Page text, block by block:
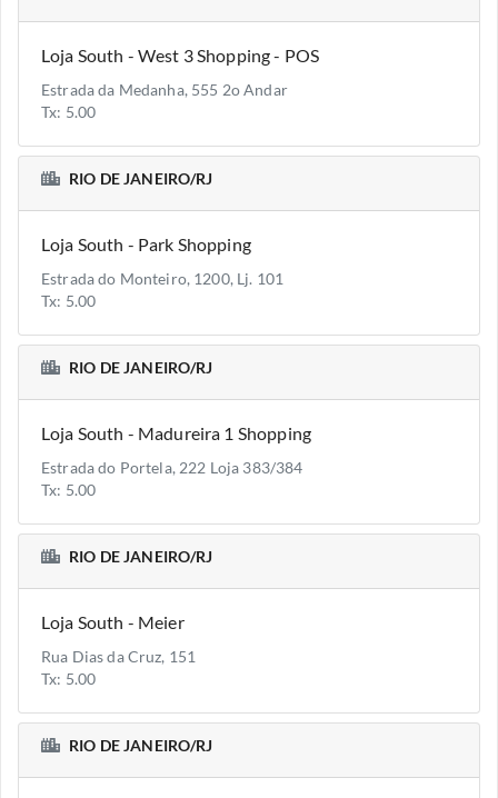
Loja South - West 3 Shopping - POS
Estrada da Medanha, 555 2o Andar
Tx: 5.00
RIO DE JANEIRO/RJ
Loja South - Park Shopping
Estrada do Monteiro, 1200, Lj. 101
Tx: 5.00
RIO DE JANEIRO/RJ
Loja South - Madureira 1 Shopping
Estrada do Portela, 222 Loja 383/384
Tx: 5.00
RIO DE JANEIRO/RJ
Loja South - Meier
Rua Dias da Cruz, 151
Tx: 5.00
RIO DE JANEIRO/RJ